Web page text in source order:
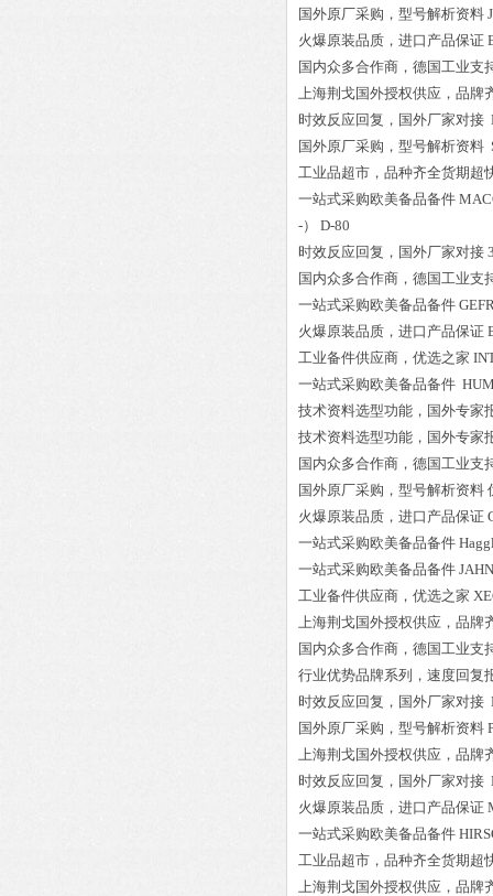
国外原厂采购，型号解析资料
火爆原装品质，进口产品保证
国内众多合作商，德国工业支
上海荆戈国外授权供应，品牌
时效反应回复，国外厂家对接
国外原厂采购，型号解析资料
工业品超市，品种齐全货期超
一站式采购欧美备品备件
-） D-80
时效反应回复，国外厂家对接
国内众多合作商，德国工业支
一站式采购欧美备品备件
火爆原装品质，进口产品保证
工业备件供应商，优选之家
一站式采购欧美备品备件
技术资料选型功能，国外专家
技术资料选型功能，国外专家
国内众多合作商，德国工业支
国外原厂采购，型号解析资料
火爆原装品质，进口产品保证
一站式采购欧美备品备件
一站式采购欧美备品备件
工业备件供应商，优选之家
上海荆戈国外授权供应，品牌
国内众多合作商，德国工业支
行业优势品牌系列，速度回复
时效反应回复，国外厂家对接
国外原厂采购，型号解析资料
上海荆戈国外授权供应，品牌
时效反应回复，国外厂家对接
火爆原装品质，进口产品保证
一站式采购欧美备品备件
工业品超市，品种齐全货期超
上海荆戈国外授权供应，品牌